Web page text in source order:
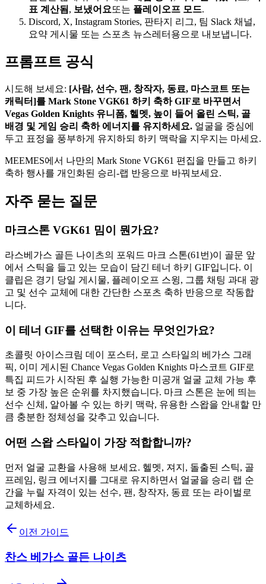
표 계산됨 , 보냈어요 또는 플레이오프 모드.
Discord, X, Instagram Stories, 판타지 리그, 팀 Slack 채널,
요약 게시물 또는 스포츠 뉴스레터용으로 내보냅니다.
프롬프트 공식
시도해 보세요: [사람, 선수, 팬, 창작자, 동료, 마스코트 또는
캐릭터]를 Mark Stone VGK61 하키 축하 GIF로 바꾸면서
Vegas Golden Knights 유니폼, 헬멧, 높이 들어 올린 스틱, 골
배경 및 게임 승리 축하 에너지를 유지하세요. 얼굴을 중심에
두고 표정을 풍부하게 유지하되 하키 맥락을 지우지는 마세요.
MEEMES에서 나만의 Mark Stone VGK61 편집을 만들고 하키
축하 행사를 개인화된 승리-랩 반응으로 바꿔보세요.
자주 묻는 질문
마크스톤 VGK61 밈이 뭔가요?
라스베가스 골든 나이츠의 포워드 마크 스톤(61번)이 골문 앞
에서 스틱을 들고 있는 모습이 담긴 테너 하키 GIF입니다. 이
클립은 경기 당일 게시물, 플레이오프 스윙, 그룹 채팅 과대 광
고 및 선수 교체에 대한 간단한 스포츠 축하 반응으로 작동합
니다.
이 테너 GIF를 선택한 이유는 무엇인가요?
초콜릿 아이스크림 데이 포스터, 로고 스타일의 베가스 그래
픽, 이미 게시된 Chance Vegas Golden Knights 마스코트 GIF로
특집 피드가 시작된 후 실행 가능한 미공개 얼굴 교체 가능 후
보 중 가장 높은 순위를 차지했습니다. 마크 스톤은 눈에 띄는
선수 신체, 알아볼 수 있는 하키 맥락, 유용한 스왑을 안내할 만
큼 충분한 정체성을 갖추고 있습니다.
어떤 스왑 스타일이 가장 적합합니까?
먼저 얼굴 교환을 사용해 보세요. 헬멧, 져지, 돌출된 스틱, 골
프레임, 링크 에너지를 그대로 유지하면서 얼굴을 승리 랩 순
간을 누릴 자격이 있는 선수, 팬, 창작자, 동료 또는 라이벌로
교체하세요.
이전 가이드
찬스 베가스 골든 나이츠